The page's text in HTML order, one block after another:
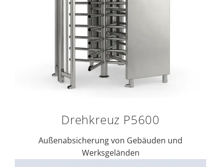
Drehkreuz P5600
Außenabsicherung von Gebäuden und
Werksgeländen